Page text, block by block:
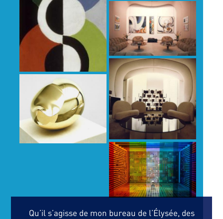
Qu’il s’agisse de mon bureau de l’Élysée, des